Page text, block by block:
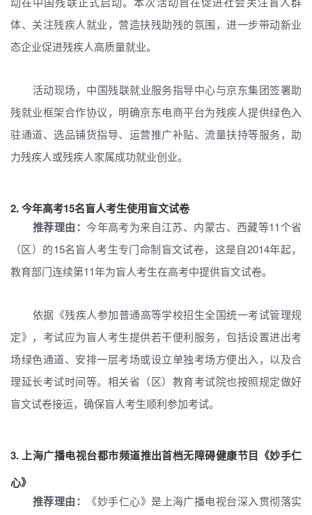
体、关注残疾人就业，营造扶残助残的氛围，进一步带动新业
态企业促进残疾人高质量就业。
活动现场，中国残联就业服务指导中心与京东集团签署助
残就业框架合作协议，明确京东电商平台为残疾人提供绿色入
驻通道、选品铺货指导、运营推广补贴、流量扶持等服务，助
力残疾人或残疾人家属成功就业创业。
2.今年高考15名盲人考生使用盲文试卷
推荐理由：今年高考为来自江苏、内蒙古、西藏等11个省
（区）的15名盲人考生专门命制盲文试卷，这是自2014年起，
教育部门连续第11年为盲人考生在高考中提供盲文试卷。
依据《残疾人参加普通高等学校招生全国统一考试管理规
定》，考试应为盲人考生提供若干便利服务，包括设置进出考
场绿色通道、安排一层考场或设立单独考场方便出入，以及合
理延长考试时间等。相关省（区）教育考试院也按照规定做好
盲文试卷接运，确保盲人考生顺利参加考试。
3.上海广播电视台都市频道推出首档无障碍健康节目《妙手仁
心》
推荐理由：
《妙手仁心》是上海广播电视台深入贯彻落实